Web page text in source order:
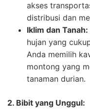
akses
distribusi dan
Iklim dan Tanah:
hujan yang
Anda memilih
montong yang
tanaman durian.
2. Bibit yang Unggul: